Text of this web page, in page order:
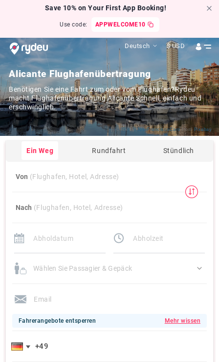
Save 10% on Your First App Booking!
Use code: APPWELCOME10
Deutsch $ USD
Alicante Flughafenübertragung
Benötigen Sie eine Fahrt zum oder vom Flughafen?Rydeu
macht Flughafenübertragung Alicante Schnell, einfach und
erschwinglich.
Click byJoseFranciscoCaro from Pixabay
Ein Weg Rundfahrt Stündlich
Von (Flughafen, Hotel, Adresse)
Nach (Flughafen, Hotel, Adresse)
Wählen Sie Passagier & Gepäck
Fahrerangebote entsperren Mehr wissen